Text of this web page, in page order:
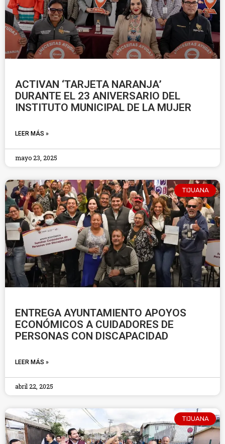
ACTIVAN ‘TARJETA NARANJA’
DURANTE EL 23 ANIVERSARIO DEL
INSTITUTO MUNICIPAL DE LA MUJER
LEER MÁS »
mayo 23, 2025
TIJUANA
ENTREGA AYUNTAMIENTO APOYOS
ECONÓMICOS A CUIDADORES DE
PERSONAS CON DISCAPACIDAD
LEER MÁS »
abril 22, 2025
TIJUANA